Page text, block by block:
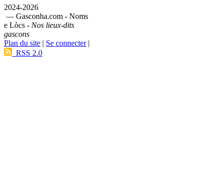
2024-2026
— Gasconha.com - Noms
e Lòcs - Nos lieux-dits
gascons
Plan du site | Se connecter|
RSS 2.0